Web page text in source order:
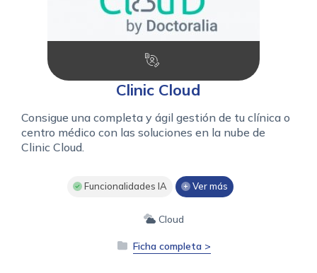
Clinic Cloud
Consigue una completa y ágil gestión de tu clínica o
centro médico con las soluciones en la nube de
Clinic Cloud.
Funcionalidades IA Ver más
Cloud
Ficha completa >